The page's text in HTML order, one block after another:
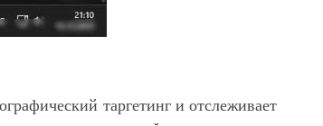
таргетинг и отслеживает